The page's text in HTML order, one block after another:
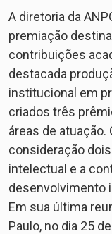
A diretoria da
premiação
contribuições
destacada
institucional em
criados três
áreas de
consideração
intelectual e a
desenvolvimento
Em sua última
Paulo, no dia 25